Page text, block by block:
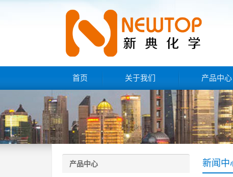
首页 关于我们 产品中心
新闻中
产品中心